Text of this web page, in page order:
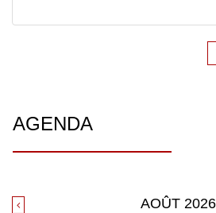
AGENDA
AOÛT 2026